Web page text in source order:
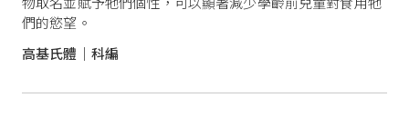
們的慾望。
高基氏體｜科編